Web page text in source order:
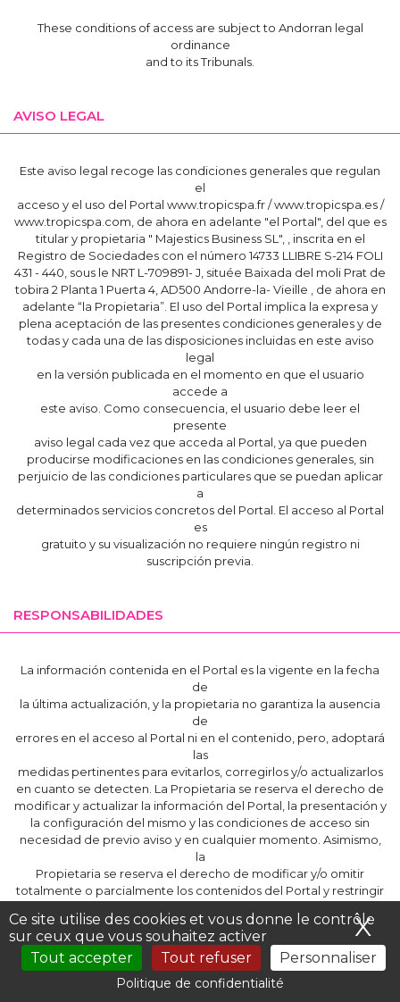
Ce site utilise des cookies et vous donne le contrôle
sur ceux que vous souhaitez activer
Tout accepter
Tout refuser Personnaliser
Politique de confidentialité
X
These conditions of access are subject to Andorran legal
ordinance
and to its Tribunals.
AVISO LEGAL
Este aviso legal recoge las condiciones generales que regulan
el
acceso y el uso del Portal www.tropicspa.fr / www.tropicspa.es /
www.tropicspa.com, de ahora en adelante "el Portal", del que es
titular y propietaria " Majestics Business SL", , inscrita en el
Registro de Sociedades con el número 14733 LLIBRE S-214 FOLI
431 - 440, sous le NRT L-709891- J, située Baixada del moli Prat de
tobira 2 Planta 1 Puerta 4, AD500 Andorre-la- Vieille , de ahora en
adelante “la Propietaria”. El uso del Portal implica la expresa y
plena aceptación de las presentes condiciones generales y de
todas y cada una de las disposiciones incluidas en este aviso
legal
en la versión publicada en el momento en que el usuario
accede a
este aviso. Como consecuencia, el usuario debe leer el
presente
aviso legal cada vez que acceda al Portal, ya que pueden
producirse modificaciones en las condiciones generales, sin
perjuicio de las condiciones particulares que se puedan aplicar
a
determinados servicios concretos del Portal. El acceso al Portal
es
gratuito y su visualización no requiere ningún registro ni
suscripción previa.
RESPONSABILIDADES
La información contenida en el Portal es la vigente en la fecha
de
la última actualización, y la propietaria no garantiza la ausencia
de
errores en el acceso al Portal ni en el contenido, pero, adoptará
las
medidas pertinentes para evitarlos, corregirlos y/o actualizarlos
en cuanto se detecten. La Propietaria se reserva el derecho de
modificar y actualizar la información del Portal, la presentación y
la configuración del mismo y las condiciones de acceso sin
necesidad de previo aviso y en cualquier momento. Asimismo,
la
Propietaria se reserva el derecho de modificar y/o omitir
totalmente o parcialmente los contenidos del Portal y restringir
acceso. En caso de que tengan que realizarse operaciones de
mantenimiento, reparación, actualización o mejora de los
servicios, la Propietaria se reserva el derecho de suspender
temporalmente y sin necesidad de previo aviso el acceso al
Portal,